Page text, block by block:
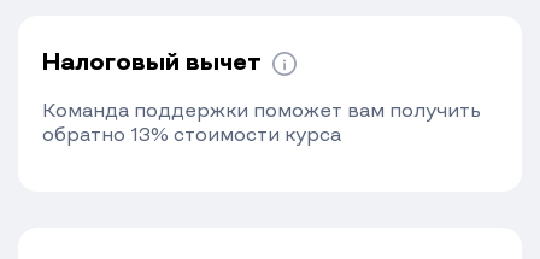
Налоговый вычет
Команда поддержки поможет вам получить
обратно 13% стоимости курса